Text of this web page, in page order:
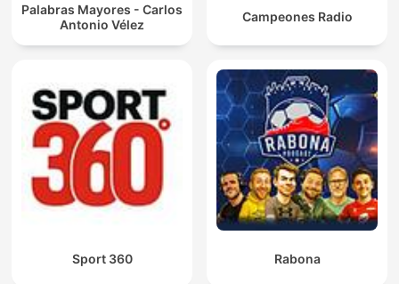
Palabras Mayores - Carlos
Antonio Vélez
Campeones Radio
Sport 360 Rabona